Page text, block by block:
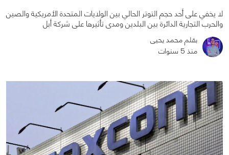
لا يخفي على أحد حجم التوتر الحالي بين الولايات المتحدة الأمريكية والصين
والحرب التجارية الدائرة بين البلدين ومدى تأثيرها على شركة أبل
بقلم محمد يحيى
منذ 5 سنوات